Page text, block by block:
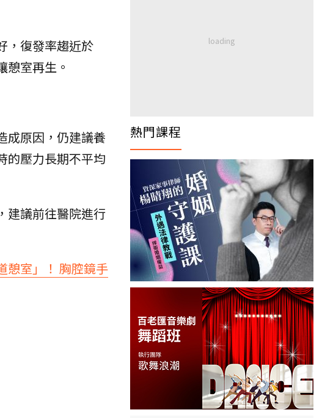
，復發率趨近於
室再生。
成原因，仍建議養
的壓力長期不平均
建議前往醫院進行
憩室」！ 胸腔鏡手
熱門課程